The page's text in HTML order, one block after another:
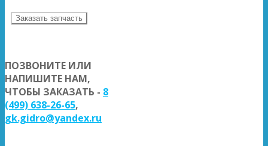
Заказать запчасть
ПОЗВОНИТЕ ИЛИ
НАПИШИТЕ НАМ,
ЧТОБЫ ЗАКАЗАТЬ - 8
(499) 638-26-65,
gk.gidro@yandex.ru